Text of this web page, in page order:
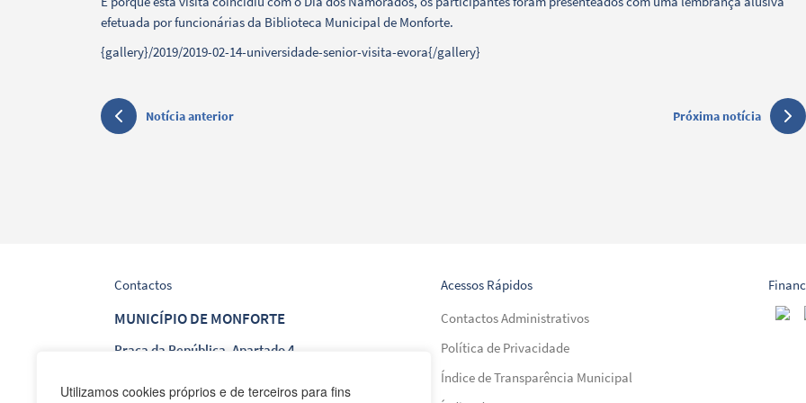
Utilizamos cookies próprios e de terceiros para fins
efetuada por funcionárias da Biblioteca Municipal de Monforte.
{gallery}/2019/2019-02-14-universidade-senior-visita-evora{/gallery}
Notícia anterior Próxima notícia
Contactos
MUNICÍPIO DE MONFORTE
Praça da República, Apartado 4
Acessos Rápidos
Contactos Administrativos
Política de Privacidade
Índice de Transparência Municipal